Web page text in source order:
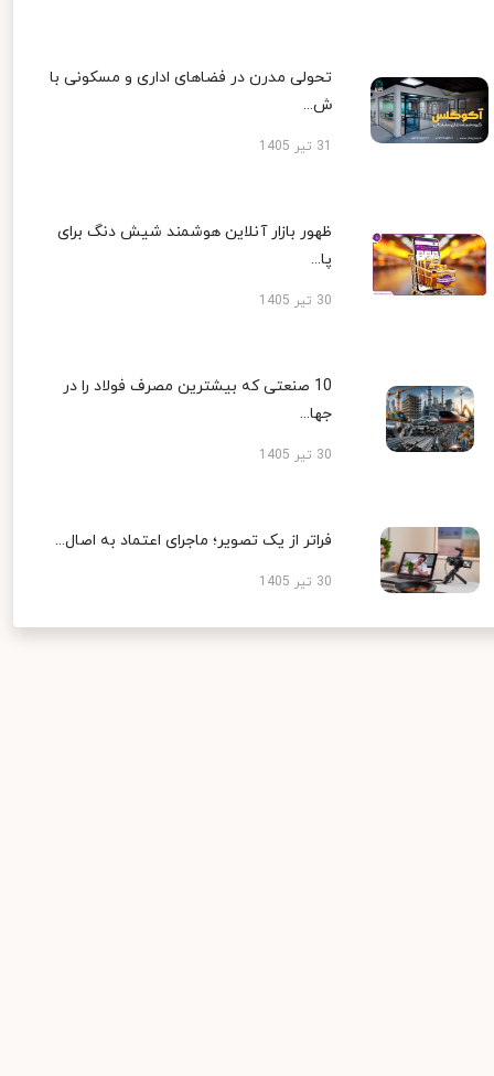
تحولی مدرن در فضاهای اداری و مسکونی با
ش...
ظهور بازار آنلاین هوشمند شیش دنگ برای
پا...
30 تیر 1405
10 صنعتی که بیشترین مصرف فولاد را در
جها...
30 تیر 1405
فراتر از یک تصویر؛ ماجرای اعتماد به اصال...
30 تیر 1405